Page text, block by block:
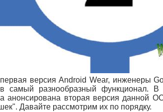
версия Android Wear, инженеры
самый разнообразный функционал.
анонсирована вторая версия данной
Давайте рассмотрим их по порядку.